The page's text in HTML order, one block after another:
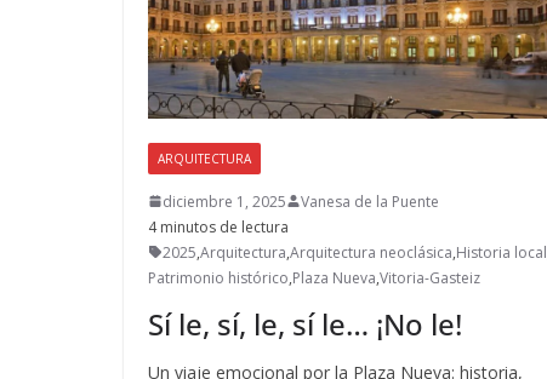
ARQUITECTURA
diciembre 1, 2025
Vanesa de la Puente
4 minutos de lectura
2025,Arquitectura,Arquitectura neoclásica,Historia local
Patrimonio histórico,Plaza Nueva,Vitoria-Gasteiz
Sí le, sí, le, sí le… ¡No le!
Un viaje emocional por la Plaza Nueva: historia,